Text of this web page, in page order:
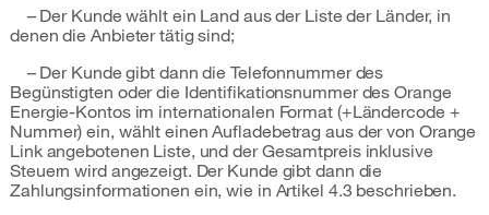
– Der Kunde wählt ein Land aus der Liste der Länder, in
denen die Anbieter tätig sind;
– Der Kunde gibt dann die Telefonnummer des
Begünstigten oder die Identifikationsnummer des Orange
Energie-Kontos im internationalen Format (+Ländercode +
Nummer) ein, wählt einen Aufladebetrag aus der von Orange
Link angebotenen Liste, und der Gesamtpreis inklusive
Steuern wird angezeigt. Der Kunde gibt dann die
Zahlungsinformationen ein, wie in Artikel 4.3 beschrieben.